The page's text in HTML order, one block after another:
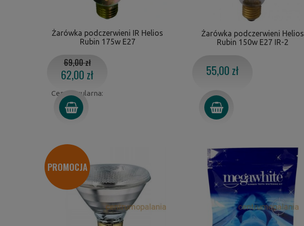
Żarówka podczerwieni IR Helios
Rubin 175w E27
62,00 zł
Cena regularna:
69,00 zł
Żarówka podczerwieni Helios
Rubin 150w E27 IR-2
55,00 zł
PROMOCJA